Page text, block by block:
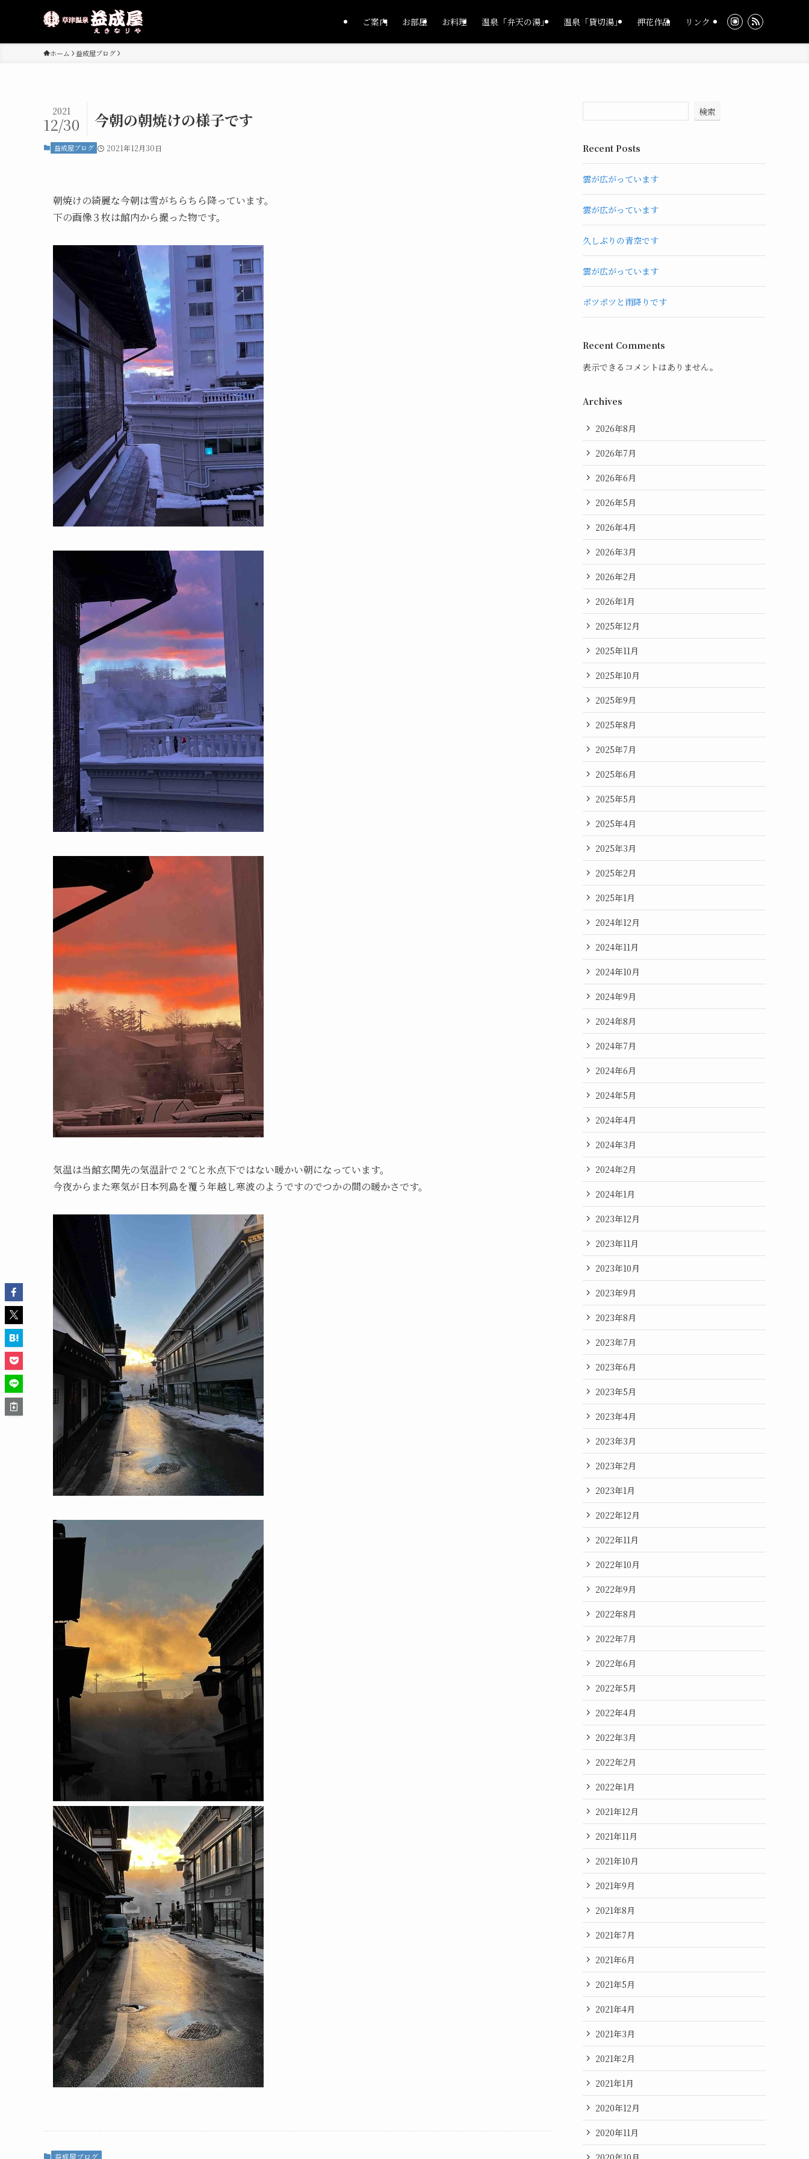
ご案内 お部屋 お料理 温泉「弁天の湯」 温泉「貸切湯」 押花作品 リンク
ホーム 益成屋ブログ
今朝の朝焼けの様子です
2021
12/30
益成屋ブログ 2021年12月30日
朝焼けの綺麗な今朝は雪がちらちら降っています。
下の画像３枚は館内から撮った物です。
気温は当館玄関先の気温計で２℃と氷点下ではない暖かい朝になっています。
今夜からまた寒気が日本列島を覆う年越し寒波のようですのでつかの間の暖かさです。
益成屋ブログ
検索
Recent Posts
雲が広がっています
雲が広がっています
久しぶりの青空です
雲が広がっています
ポツポツと雨降りです
Recent Comments
表示できるコメントはありません。
Archives
2026年8月
2026年7月
2026年6月
2026年5月
2026年4月
2026年3月
2026年2月
2026年1月
2025年12月
2025年11月
2025年10月
2025年9月
2025年8月
2025年7月
2025年6月
2025年5月
2025年4月
2025年3月
2025年2月
2025年1月
2024年12月
2024年11月
2024年10月
2024年9月
2024年8月
2024年7月
2024年6月
2024年5月
2024年4月
2024年3月
2024年2月
2024年1月
2023年12月
2023年11月
2023年10月
2023年9月
2023年8月
2023年7月
2023年6月
2023年5月
2023年4月
2023年3月
2023年2月
2023年1月
2022年12月
2022年11月
2022年10月
2022年9月
2022年8月
2022年7月
2022年6月
2022年5月
2022年4月
2022年3月
2022年2月
2022年1月
2021年12月
2021年11月
2021年10月
2021年9月
2021年8月
2021年7月
2021年6月
2021年5月
2021年4月
2021年3月
2021年2月
2021年1月
2020年12月
2020年11月